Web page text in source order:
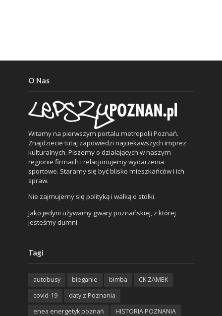
O Nas
Witamy na pierwszym portalu metropolii Poznań.
Znajdziecie tutaj zapowiedzi najciekawszych imprez
kulturalnych. Piszemy o działających w naszym
regionie firmach i relacjonujemy wydarzenia
sportowe. Staramy się być blisko mieszkańców i ich
spraw.
Nie zajmujemy się polityką i walką o stołki.
Jako jedyni używamy gwary poznańskiej, z której
jesteśmy dumni.
Tagi
autobusy bieganie bimba
CK ZAMEK
covid-19
daty z Poznania
enea energetyk poznań
HISTORIA POZNANIA